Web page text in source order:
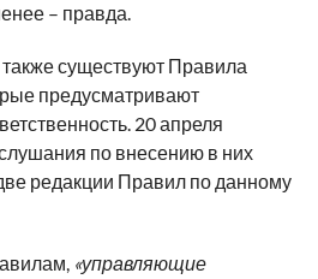
– правда.
существуют Правила
предусматривают
20 апреля
по внесению в них
редакции Правил по данному
«управляющие